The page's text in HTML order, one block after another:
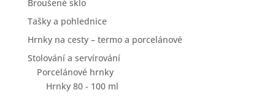
Broušené sklo
Tašky a pohlednice
Hrnky na cesty – termo a porcelánové
Stolování a servírování
Porcelánové hrnky
Hrnky 80 - 100 ml